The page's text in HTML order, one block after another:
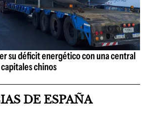
su déficit energético con una central
chinos
DE ESPAÑA